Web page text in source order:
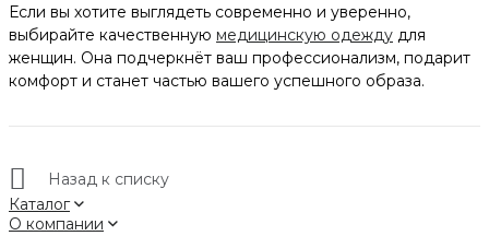
Если вы хотите выглядеть современно и уверенно,
выбирайте качественную медицинскую одежду для
женщин. Она подчеркнёт ваш профессионализм, подарит
комфорт и станет частью вашего успешного образа.
Назад к списку
Каталог
О компании